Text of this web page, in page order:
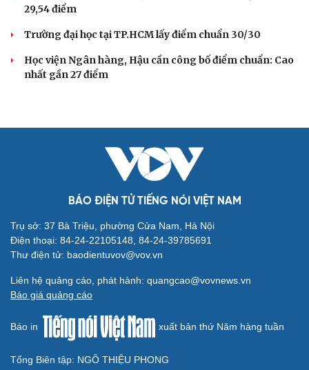
29,54 điểm
Trường đại học tại TP.HCM lấy điểm chuẩn 30/30
Học viện Ngân hàng, Hậu cần công bố điểm chuẩn: Cao
nhất gần 27 điểm
BÁO ĐIỆN TỬ TIẾNG NÓI VIỆT NAM
Trụ sở: 37 Bà Triệu, phường Cửa Nam, Hà Nội
Điện thoại: 84-24-22105148, 84-24-39785691
Thư điện tử: baodientuvov@vov.vn
Liên hệ quảng cáo, phát hành: quangcao@vovnews.vn
Báo giá quảng cáo
Báo in xuất bản thứ Năm hàng tuần
Tổng Biên tập: NGÔ THIỆU PHONG